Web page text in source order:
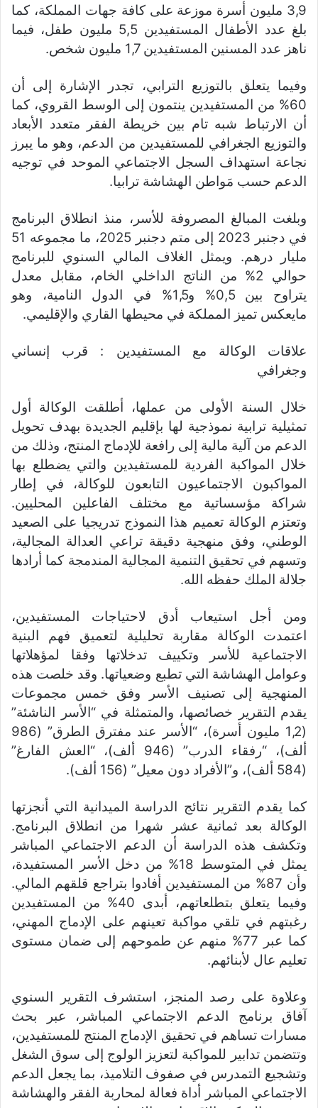
3,9 مليون أسرة موزعة على كافة جهات المملكة، كما
بلغ عدد الأطفال المستفيدين 5,5 مليون طفل، فيما
ناهز عدد المسنين المستفيدين 1,7 مليون شخص.
وفيما يتعلق بالتوزيع الترابي، تجدر الإشارة إلى أن
60% من المستفيدين ينتمون إلى الوسط القروي، كما
أن الارتباط شبه تام بين خريطة الفقر متعدد الأبعاد
والتوزيع الجغرافي للمستفيدين من الدعم، وهو ما يبرز
نجاعة استهداف السجل الاجتماعي الموحد في توجيه
الدعم حسب مَواطن الهشاشة ترابيا.
وبلغت المبالغ المصروفة للأسر، منذ انطلاق البرنامج
في دجنبر 2023 إلى متم دجنبر 2025، ما مجموعه 51
مليار درهم. ويمثل الغلاف المالي السنوي للبرنامج
حوالي 2% من الناتج الداخلي الخام، مقابل معدل
يتراوح بين 0,5% و1,5% في الدول النامية، وهو
مايعكس تميز المملكة في محيطها القاري والإقليمي.
علاقات الوكالة مع المستفيدين : قرب إنساني
وجغرافي
خلال السنة الأولى من عملها، أطلقت الوكالة أول
تمثيلية ترابية نموذجية لها بإقليم الجديدة بهدف تحويل
الدعم من آلية مالية إلى رافعة للإدماج المنتج، وذلك من
خلال المواكبة الفردية للمستفيدين والتي يضطلع بها
المواكبون الاجتماعيون التابعون للوكالة، في إطار
شراكة مؤسساتية مع مختلف الفاعلين المحليين.
وتعتزم الوكالة تعميم هذا النموذج تدريجيا على الصعيد
الوطني، وفق منهجية دقيقة تراعي العدالة المجالية،
وتسهم في تحقيق التنمية المجالية المندمجة كما أرادها
جلالة الملك حفظه الله.
ومن أجل استيعاب أدق لاحتياجات المستفيدين،
اعتمدت الوكالة مقاربة تحليلية لتعميق فهم البنية
الاجتماعية للأسر وتكييف تدخلاتها وفقا لمؤهلاتها
وعوامل الهشاشة التي تطبع وضعياتها. وقد خلصت هذه
المنهجية إلى تصنيف الأسر وفق خمس مجموعات
يقدم التقرير خصائصها، والمتمثلة في “الأسر الناشئة”
(1,2 مليون أسرة)، “الأسر عند مفترق الطرق” (986
ألف)، “رفقاء الدرب” (946 ألف)، “العش الفارغ”
(584 ألف)، و”الأفراد دون معيل” (156 ألف).
كما يقدم التقرير نتائج الدراسة الميدانية التي أنجزتها
الوكالة بعد ثمانية عشر شهرا من انطلاق البرنامج.
وتكشف هذه الدراسة أن الدعم الاجتماعي المباشر
يمثل في المتوسط 18% من دخل الأسر المستفيدة،
وأن 87% من المستفيدين أفادوا بتراجع قلقهم المالي.
وفيما يتعلق بتطلعاتهم، أبدى 40% من المستفيدين
رغبتهم في تلقي مواكبة تعينهم على الإدماج المهني،
كما عبر 77% منهم عن طموحهم إلى ضمان مستوى
تعليم عال لأبنائهم.
وعلاوة على رصد المنجز، استشرف التقرير السنوي
آفاق برنامج الدعم الاجتماعي المباشر، عبر بحث
مسارات تساهم في تحقيق الإدماج المنتج للمستفيدين،
وتتضمن تدابير للمواكبة لتعزيز الولوج إلى سوق الشغل
وتشجيع التمدرس في صفوف التلاميذ، بما يجعل الدعم
الاجتماعي المباشر أداة فعالة لمحاربة الفقر والهشاشة